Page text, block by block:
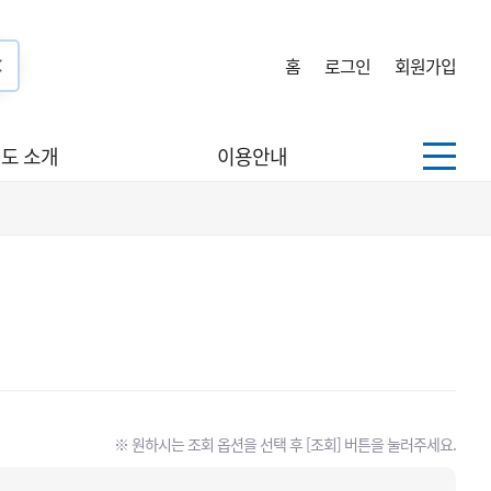
홈 로그인 회원가입
소개 이용안내
※ 원하시는 조회 옵션을 선택 후 [조회] 버튼을 눌러주세요.